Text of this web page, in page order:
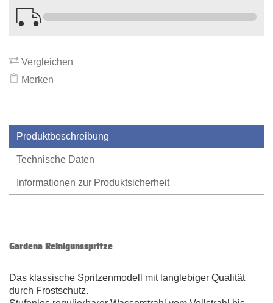
Vergleichen
Merken
Produktbeschreibung
Technische Daten
Informationen zur Produktsicherheit
Gardena Reinigunsspritze
Das klassische Spritzenmodell mit langlebiger Qualität
durch Frostschutz.